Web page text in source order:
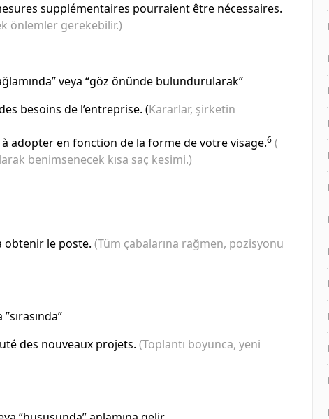
supplémentaires pourraient être nécessaires.
önlemler gerekebilir.)
veya “göz önünde bulundurularak”
besoins de l’entreprise. (Kararlar, şirketin
adopter en fonction de la forme de votre visage.6 (
benimsenecek kısa saç kesimi.)
obtenir le poste. (Tüm çabalarına rağmen, pozisyonu
des nouveaux projets. (Toplantı boyunca, yeni